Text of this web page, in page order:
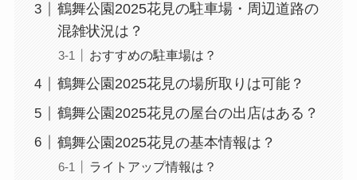
鶴舞公園2025花見の駐車場・周辺道路の
混雑状況は？
おすすめの駐車場は？
鶴舞公園2025花見の場所取りは可能？
鶴舞公園2025花見の屋台の出店はある？
鶴舞公園2025花見の基本情報は？
ライトアップ情報は？